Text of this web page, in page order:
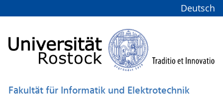
Deutsch
Fakultät für Informatik und Elektrotechnik